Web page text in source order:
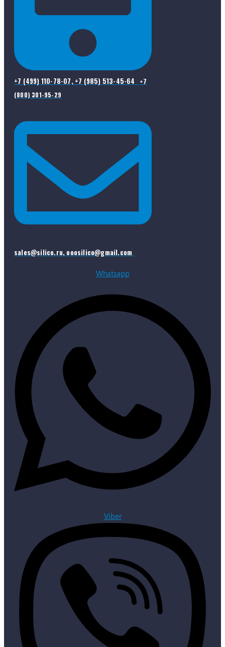
+7 (499) 110-78-07, +7 (985) 513-45-64
+7
(800) 301-95-29
sales@silico.ru, ooosilico@gmail.com
Whatsapp
Viber